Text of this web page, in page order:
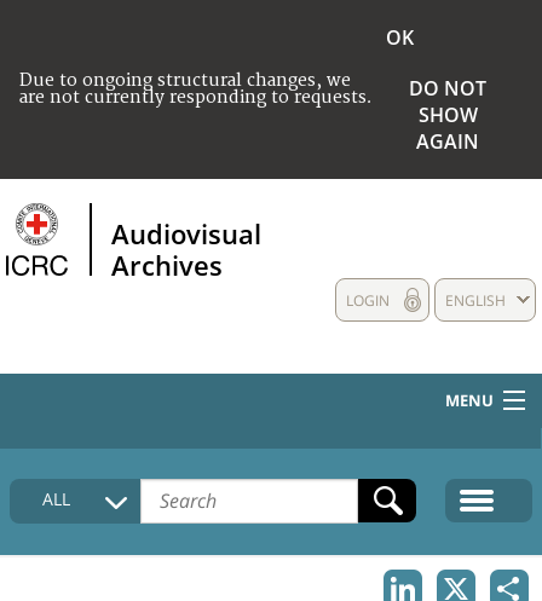
Due to ongoing structural changes, we
are not currently responding to requests.
OK
DO NOT
SHOW
AGAIN
Audiovisual
Archives
ENGLISH
LOGIN
MENU
HOME
COLLECTIONS DESCRIPTION
ALL